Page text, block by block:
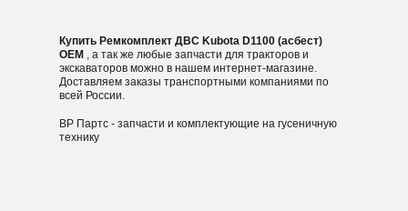
Купить Ремкомплект ДВС Kubota D1100 (асбест)
OEM , а так же любые запчасти для тракторов и
экскаваторов можно в нашем интернет-магазине.
Доставляем заказы транспортными компаниями по
всей России.
ВР Партс - запчасти и комплектующие на гусеничную
технику